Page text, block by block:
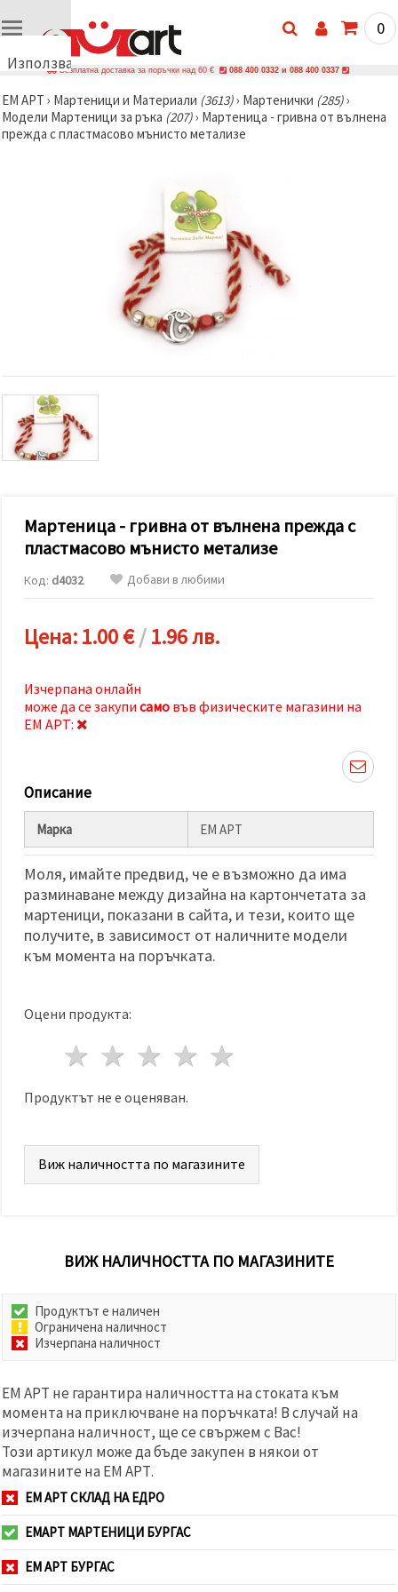
Използваме
🍪
Използваме
бисквитки
показваме
релевантно
съдържание
и реклами,
включително
с помощта
маркетинг.
Можеш да
съгласиш
"бисквитки"
"Приеми
всички!"
или да
посочиш
избереш
дадения
"бисквитки"
и кликнеш
бутона
"Запази"
Приеми
всички
бисквитките
0
Безплатна доставка за поръчки над 60 € 088 400 0332 и 088 400 0337
ЕМ АРТ › Мартеници и Материали (3613)› Мартенички (285)›
Модели Мартеници за ръка (207)› Мартеница - гривна от вълнена
прежда с пластмасово мънисто метализе
Мартеница - гривна от вълнена прежда с
пластмасово мънисто метализе
Код: d4032 Добави в любими
Цена:1.00 €/1.96 лв.
Изчерпана онлайн
може да се закупи само във физическите магазини на
ЕМ АРТ:
Описание
Марка ЕМ АРТ
Моля, имайте предвид, че е възможно да има
разминаване между дизайна на картончетата за
мартеници, показани в сайта, и тези, които ще
получите, в зависимост от наличните модели
към момента на поръчката.
Оцени продукта:
4 звезди
3 звезди
2 звезди
1 звезда
Продуктът не е оценяван.
Виж наличността по магазините
ВИЖ НАЛИЧНОСТТА ПО МАГАЗИНИТЕ
Продуктът е наличен
Ограничена наличност
Изчерпана наличност
ЕМ АРТ не гарантира наличността на стоката към
момента на приключване на поръчката! В случай на
изчерпана наличност, ще се свържем с Вас!
Този артикул може да бъде закупен в някои от
магазините на ЕМ АРТ.
ЕМ АРТ СКЛАД НА ЕДРО
ЕМАРТ МАРТЕНИЦИ БУРГАС
ЕМ АРТ БУРГАС